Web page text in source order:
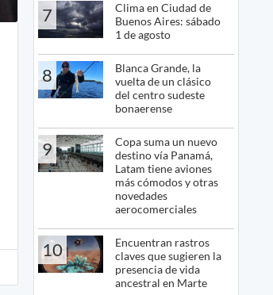
7
Clima en Ciudad de
Buenos Aires: sábado
1 de agosto
8
Blanca Grande, la
vuelta de un clásico
del centro sudeste
bonaerense
9
Copa suma un nuevo
destino vía Panamá,
Latam tiene aviones
más cómodos y otras
novedades
aerocomerciales
10
Encuentran rastros
claves que sugieren la
presencia de vida
ancestral en Marte